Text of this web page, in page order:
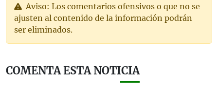
Aviso: Los comentarios ofensivos o que no se
ajusten al contenido de la información podrán
ser eliminados.
COMENTA ESTA NOTICIA